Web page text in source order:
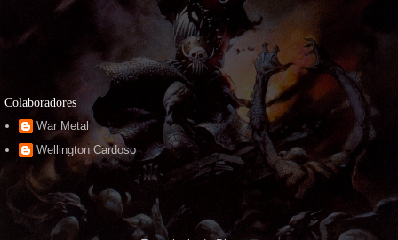
Colaboradores
War Metal
Wellington Cardoso